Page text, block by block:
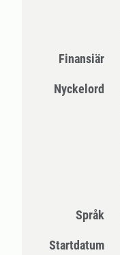
Finansiär
Nyckelord
Språk
Startdatum